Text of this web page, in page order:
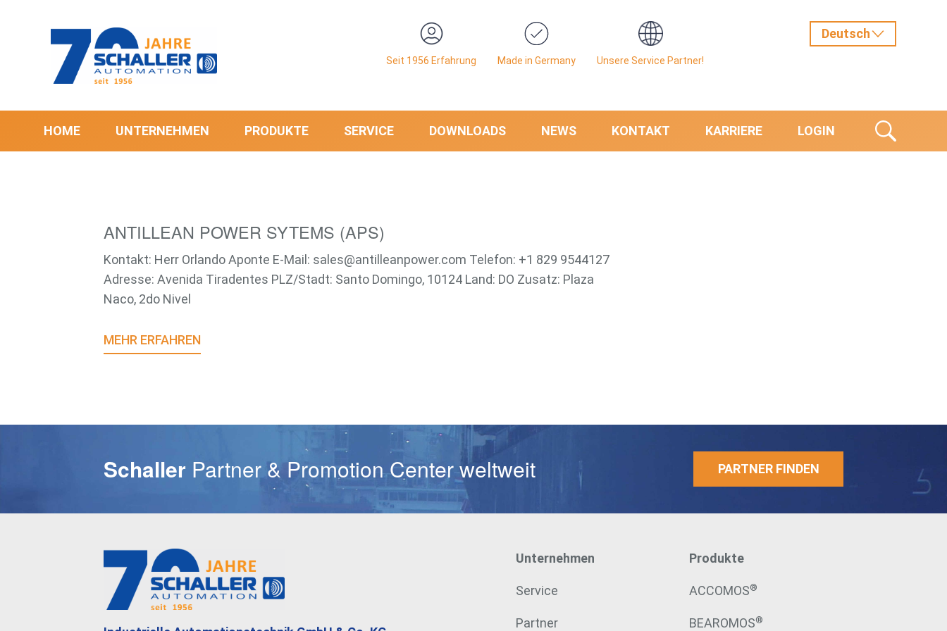
Seit 1956 Erfahrung Made in Germany Unsere Service Partner!
HOME UNTERNEHMEN PRODUKTE SERVICE DOWNLOADS NEWS KONTAKT KARRIERE LOGIN
Passwort
ANTILLEAN POWER SYTEMS (APS)
Kontakt: Herr Orlando Aponte E-Mail: sales@antilleanpower.com Telefon: +1 829 9544127
Adresse: Avenida Tiradentes PLZ/Stadt: Santo Domingo, 10124 Land: DO Zusatz: Plaza
Naco, 2do Nivel
MEHR ERFAHREN
Schaller Partner & Promotion Center weltweit PARTNER FINDEN
Unternehmen
Service
Partner
Produkte
ACCOMOS®
BEAROMOS®